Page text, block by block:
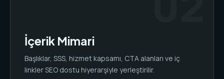
İçerik Mimari
Başlıklar, SSS, hizmet kapsamı, CTA alanları ve iç
linkler SEO dostu hiyerarşiyle yerleştirilir.